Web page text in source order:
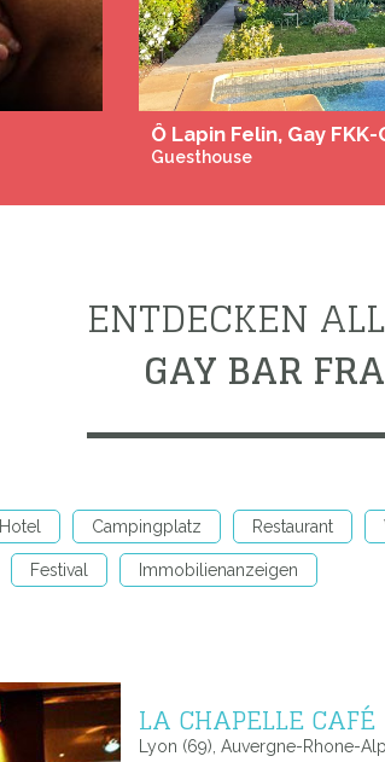
La Villa de Vérone -
Guesthouse
ENTDECKEN
GAY BAR
Hotel Campingplatz Restaurant
Festival Immobilienanzeigen
LA CHAPELLE CAFÉ
Lyon (69), Auvergne-Rhone-